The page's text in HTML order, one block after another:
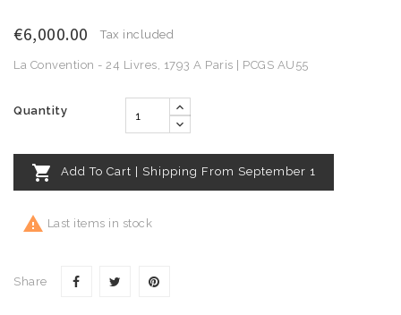
€6,000.00 Tax included
La Convention - 24 Livres, 1793 A Paris | PCGS AU55
Quantity
 Add To Cart | Shipping From September 1
 Last items in stock
Share